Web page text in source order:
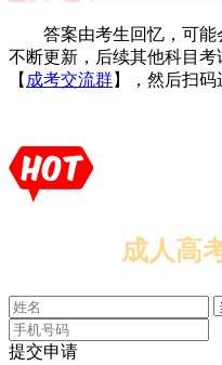
答案由考生回忆，可能
不断更新，后续其他科目
【 成考交流群】，然后扫码
成人高
提交申请